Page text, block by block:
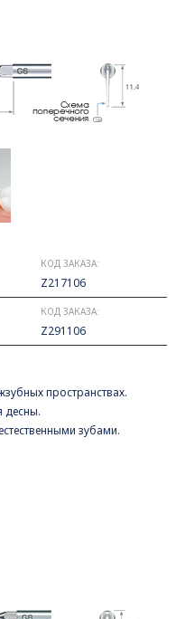
КОД ЗАКАЗА:
Z217106
КОД ЗАКАЗА:
Z291106
пространствах.
десны.
зубами.